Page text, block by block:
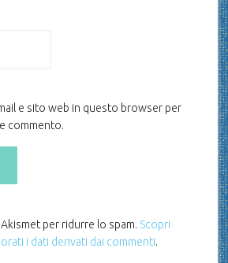
e sito web in questo browser per
commento.
per ridurre lo spam. Scopri
i dati derivati dai commenti.